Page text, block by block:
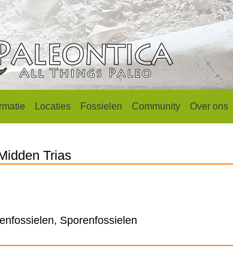
Locaties Fossielen Community Over ons
Trias
Sporenfossielen